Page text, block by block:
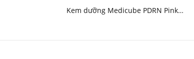
Kem dưỡng Medicube PDRN Pink